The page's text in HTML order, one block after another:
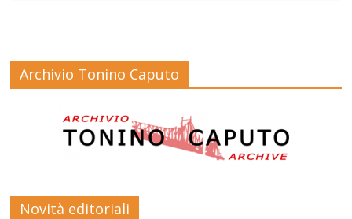
Archivio Tonino Caputo
Novità editoriali